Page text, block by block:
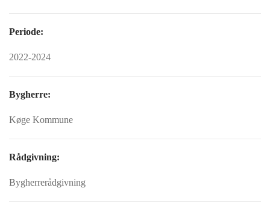
Periode:
2022-2024
Bygherre:
Køge Kommune
Rådgivning:
Bygherrerådgivning